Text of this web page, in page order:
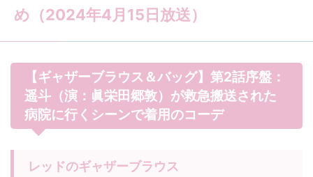
め（2024年4月15日放送）
【ギャザーブラウス＆バッグ】第2話序盤：
遥斗（演：眞栄田郷敦）が救急搬送された
病院に行くシーンで着用のコーデ
レッドのギャザーブラウス